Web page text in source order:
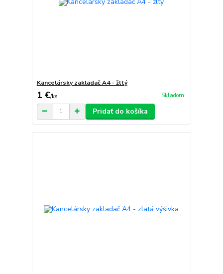
Kancelársky zakladač A4 - žltý
1 €/ks Skladom
Pridať do košíka